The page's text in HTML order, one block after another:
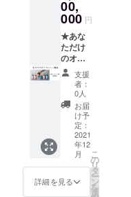
ウド
ファン
ディン
グのリ
ターン
だと
わから
ないよ
うな仕
様でお
届けい
たしま
す。
直接配
送の贈
場合差
すので
先方様
にどち
らから
の贈り
物かわ
からな
くなり
ますの
で ご注
意下さ
いま
せ。
届けい
たしま
直接配
送の贈
り物の
場合差
出人様
のお名
前を備
考欄に
必ず
ご記入
をお願
いいた
す。
(お名
はクラ
ウド
ファン
ディン
グのリ
ターン
だと
わから
ないよ
うな仕
様でお
届けい
たしま
す。
直接配
送の贈
り物の
ので 普
通の炭
酸割で
もお召
し上が
り頂け
ます！
違いを
お楽し
み下さ
い。 ★
横浜ク
ラフト
コー
ラ」炭
酸入り
瓶ボト
ボール
に合う
お味に
スパイ
スを配
合しま
した。
やみつ
きにな
る美味
しさで
す！！
ぜひお
試し下
さい☆
アル
コール
は入っ
酸入り
瓶ボト
ル
【１０
０本】
内容
量
200ml
▶企業
様のノ
ベル
ティや
地域の
イベン
トなど
で お配
りいた
だりく
00,
000 円
★あな
ただけ
のオリ
ジナル
クラフ
トコー
ラの 原
液シ
ロップ
をスパ
イスの
プロが
開発＆
製造い
たしま
支援
者：
0人
お届
け予
定：
2021
年12
月
詳細を見る
こ
の
リ
タ
ー
ン
を
選